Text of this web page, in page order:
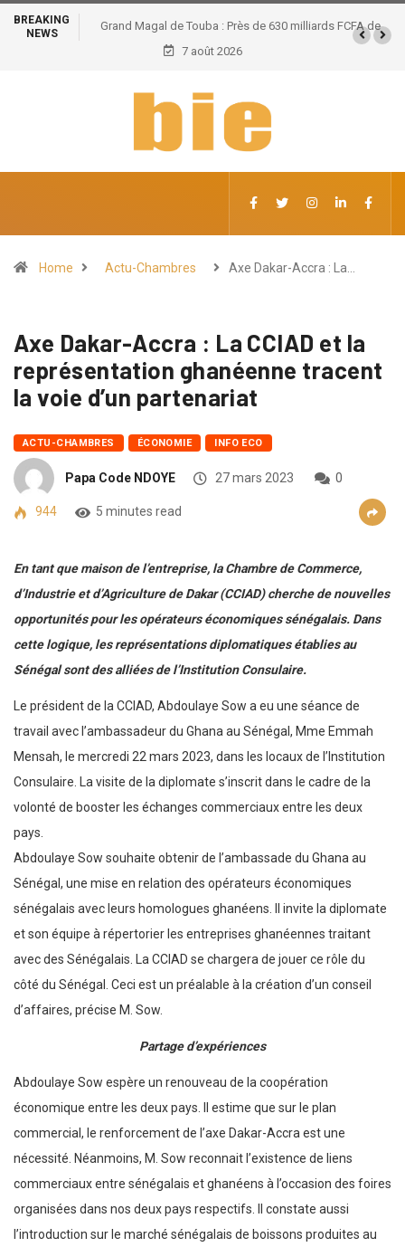
BREAKING
NEWS
Grand Magal de Touba : Près de 630 milliards FCFA de
retombées économiques et un potentiel de 100.000
7 août 2026
Home Actu-Chambres Axe Dakar-Accra : La…
Axe Dakar-Accra : La CCIAD et la
représentation ghanéenne tracent
la voie d’un partenariat
ACTU-CHAMBRES ÉCONOMIE INFO ECO
Papa Code NDOYE 27 mars 2023 0
944 5 minutes read
En tant que maison de l’entreprise, la Chambre de Commerce,
d’Industrie et d’Agriculture de Dakar (CCIAD) cherche de nouvelles
opportunités pour les opérateurs économiques sénégalais. Dans
cette logique, les représentations diplomatiques établies au
Sénégal sont des alliées de l’Institution Consulaire.
Le président de la CCIAD, Abdoulaye Sow a eu une séance de
travail avec l’ambassadeur du Ghana au Sénégal, Mme Emmah
Mensah, le mercredi 22 mars 2023, dans les locaux de l’Institution
Consulaire. La visite de la diplomate s’inscrit dans le cadre de la
volonté de booster les échanges commerciaux entre les deux
pays.
Abdoulaye Sow souhaite obtenir de l’ambassade du Ghana au
Sénégal, une mise en relation des opérateurs économiques
sénégalais avec leurs homologues ghanéens. Il invite la diplomate
et son équipe à répertorier les entreprises ghanéennes traitant
avec des Sénégalais. La CCIAD se chargera de jouer ce rôle du
côté du Sénégal. Ceci est un préalable à la création d’un conseil
d’affaires, précise M. Sow.
Partage d’expériences
Abdoulaye Sow espère un renouveau de la coopération
économique entre les deux pays. Il estime que sur le plan
commercial, le renforcement de l’axe Dakar-Accra est une
nécessité. Néanmoins, M. Sow reconnait l’existence de liens
commerciaux entre sénégalais et ghanéens à l’occasion des foires
organisées dans nos deux pays respectifs. Il constate aussi
l’introduction sur le marché sénégalais de boissons produites au